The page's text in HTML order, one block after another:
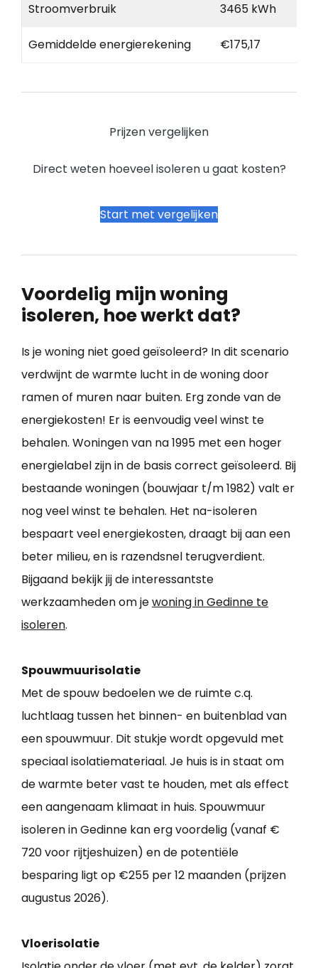
Stroomverbruik 3465 kWh
Gemiddelde energierekening €175,17
Prijzen vergelijken
Direct weten hoeveel isoleren u gaat kosten?
Start met vergelijken
Voordelig mijn woning
isoleren, hoe werkt dat?
Is je woning niet goed geïsoleerd? In dit scenario
verdwijnt de warmte lucht in de woning door
ramen of muren naar buiten. Erg zonde van de
energiekosten! Er is eenvoudig veel winst te
behalen. Woningen van na 1995 met een hoger
energielabel zijn in de basis correct geïsoleerd. Bij
bestaande woningen (bouwjaar t/m 1982) valt er
nog veel winst te behalen. Het na-isoleren
bespaart veel energiekosten, draagt bij aan een
beter milieu, en is razendsnel terugverdient.
Bijgaand bekijk jij de interessantste
werkzaamheden om jewoning in Gedinne te
isoleren.
Spouwmuurisolatie
Met de spouw bedoelen we de ruimte c.q.
luchtlaag tussen het binnen- en buitenblad van
een spouwmuur. Dit stukje wordt opgevuld met
speciaal isolatiemateriaal. Je huis is in staat om
de warmte beter vast te houden, met als effect
een aangenaam klimaat in huis. Spouwmuur
isoleren in Gedinne kan erg voordelig (vanaf €
720 voor rijtjeshuizen) en de potentiële
besparing ligt op €255 per 12 maanden (prijzen
augustus 2026).
Vloerisolatie